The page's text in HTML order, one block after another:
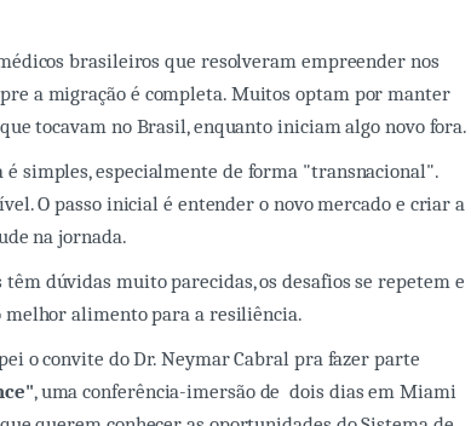
brasileiros que resolveram empreender nos
a migração é completa. Muitos optam por manter
tocavam no Brasil, enquanto iniciam algo novo fora.
é simples, especialmente de forma "transnacional".
O passo inicial é entender o novo mercado e criar a
na jornada.
têm dúvidas muito parecidas, os desafios se repetem e
melhor alimento para a resiliência.
o convite do Dr. Neymar Cabral pra fazer parte
, uma conferência-imersão de dois dias em Miami